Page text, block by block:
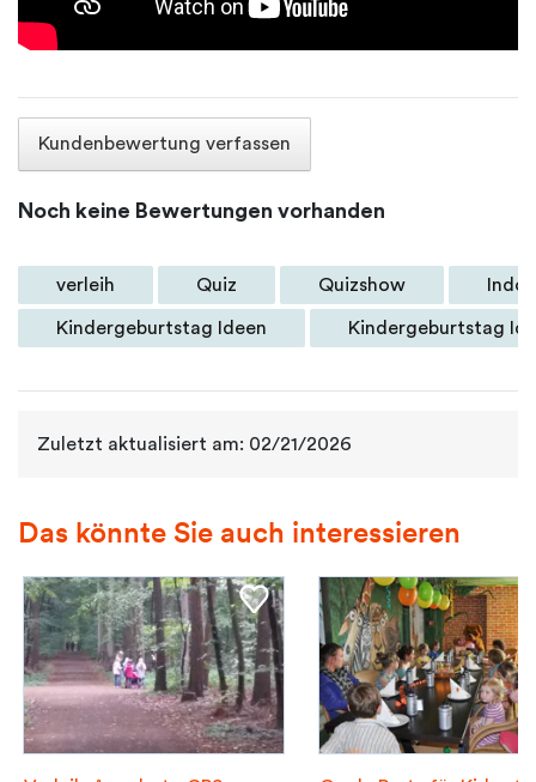
Kundenbewertung verfassen
Noch keine Bewertungen vorhanden
verleih Quiz Quizshow
Kindergeburtstag Ideen Kindergeburtstag
Zuletzt aktualisiert am: 02/21/2026
Das könnte Sie auch interessieren